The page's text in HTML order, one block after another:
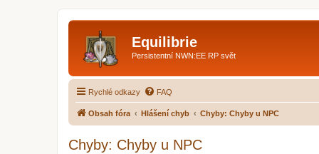
Equilibrie
Persistentní NWN:EE RP svět
Rychlé odkazy FAQ
Obsah fóra Hlášení chyb Chyby: Chyby u NPC
Chyby: Chyby u NPC